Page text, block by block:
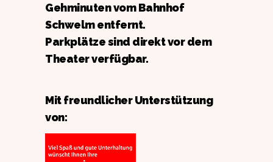
Gehminuten vom Bahnhof
Schwelm entfernt.
Parkplätze sind direkt vor dem
Theater verfügbar.
Mit freundlicher Unterstützung
von: